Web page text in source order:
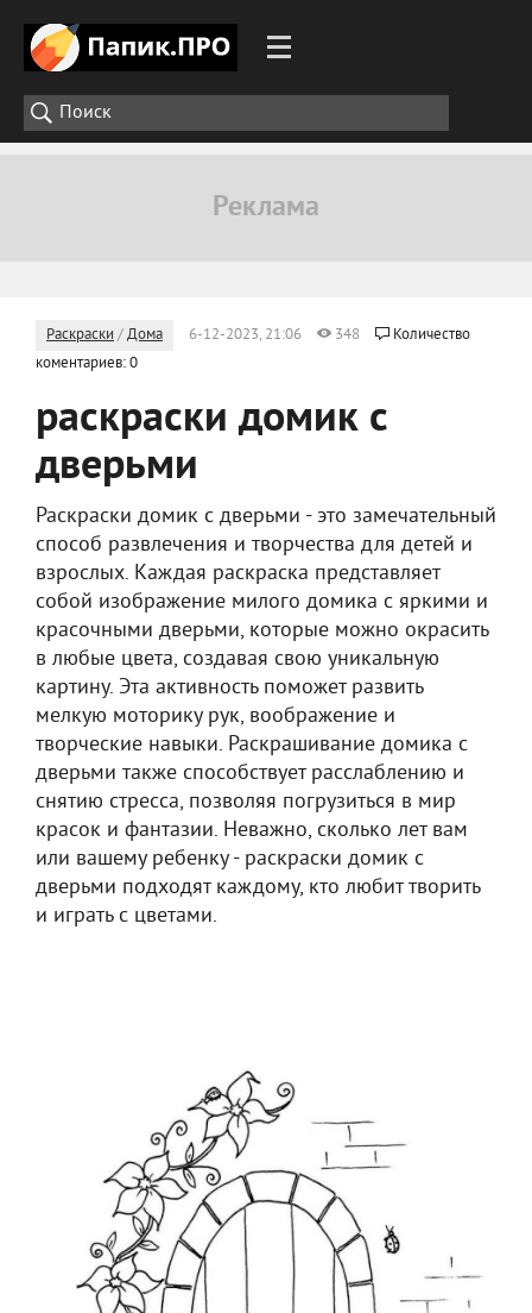
Раскраски /Дома 6-12-2023, 21:06 348
Количество
коментариев: 0
раскраски домик с
дверьми
Раскраски домик с дверьми - это замечательный
способ развлечения и творчества для детей и
взрослых. Каждая раскраска представляет
собой изображение милого домика с яркими и
красочными дверьми, которые можно окрасить
в любые цвета, создавая свою уникальную
картину. Эта активность поможет развить
мелкую моторику рук, воображение и
творческие навыки. Раскрашивание домика с
дверьми также способствует расслаблению и
снятию стресса, позволяя погрузиться в мир
красок и фантазии. Неважно, сколько лет вам
или вашему ребенку - раскраски домик с
дверьми подходят каждому, кто любит творить
и играть с цветами.